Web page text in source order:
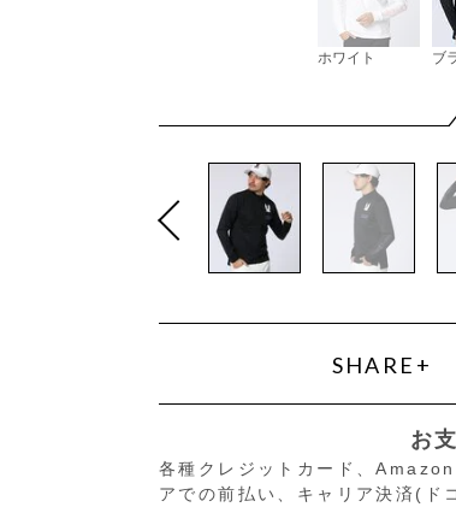
ホワイト ブ
SHARE+
お
各種クレジットカード、
アでの前払い、キャリア決済(ド